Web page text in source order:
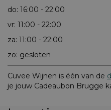
do: 16:00 - 22:00
vr: 11:00 - 22:00
za: 11:00 - 22:00
zo: gesloten
Cuvee Wijnen is één van de
je jouw Cadeaubon Brugge